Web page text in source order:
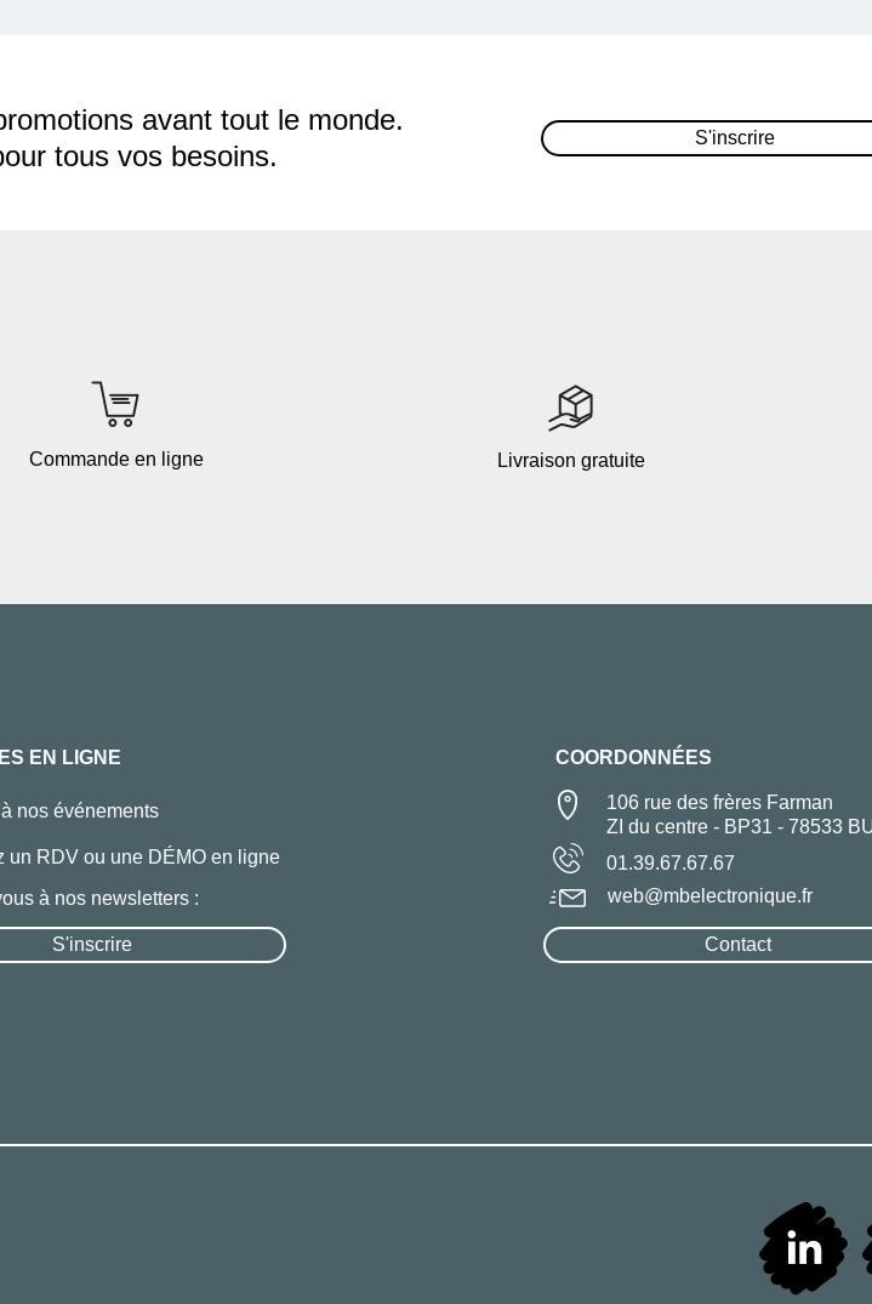
avant tout le monde.
tous vos besoins.
S'inscrire
Commande en ligne Livraison gratuite
EN LIGNE COORDONNÉES
nos événements
106 rue des frères Farman
ZI du centre - BP31 - 78533
un RDV ou une DÉMO en ligne
01.39.67.67.67
à nos newsletters :
Contact
web@mbelectronique.fr
S'inscrire